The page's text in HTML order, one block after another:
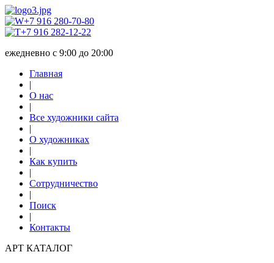
+7 916 280-70-80
+7 916 282-12-22
ежедневно с 9:00 до 20:00
Главная
|
О нас
|
Все художники сайта
|
О художниках
|
Как купить
|
Сотрудничество
|
Поиск
|
Контакты
АРТ КАТАЛОГ